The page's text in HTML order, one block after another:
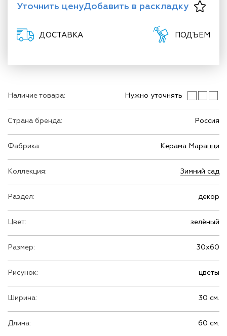
Наличие товара: Нужно уточнять
Страна бренда: Россия
Фабрика: Керама Марацци
Коллекция: Зимний сад
Раздел: декор
Цвет: зелёный
Размер: 30х60
Рисунок: цветы
Ширина: 30 см.
Длина: 60 см.
Уточнить ценуДобавить в раскладку
ДОСТАВКА ПОДЪЕМ